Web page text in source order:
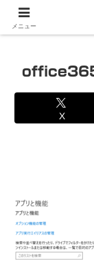
X
メニュー